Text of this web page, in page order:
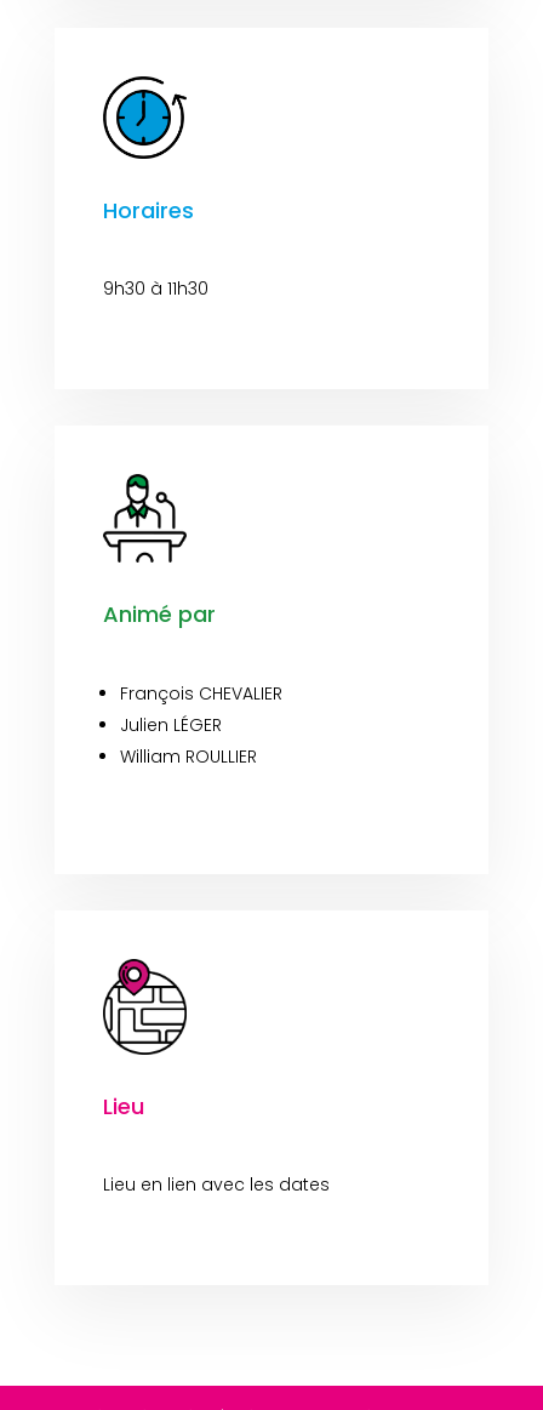
Horaires
9h30 à 11h30
Animé par
François CHEVALIER
Julien LÉGER
William ROULLIER
Lieu
Lieu en lien avec les dates